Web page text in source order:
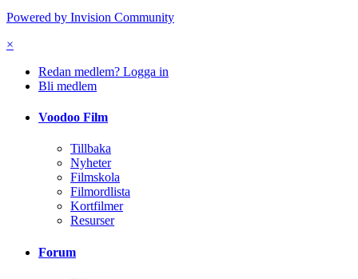
Powered by Invision Community
×
Redan medlem? Logga in
Bli medlem
Voodoo Film
Tillbaka
Nyheter
Filmskola
Filmordlista
Kortfilmer
Resurser
Forum